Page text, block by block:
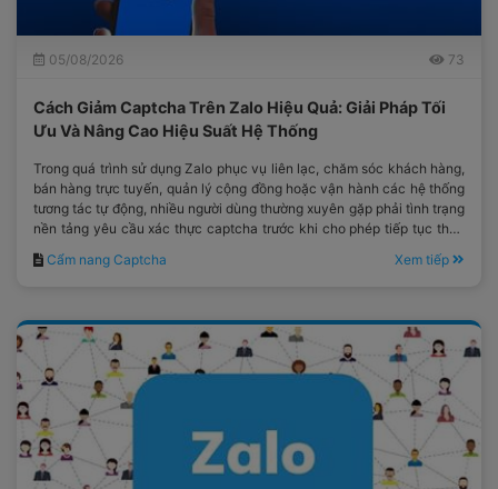
05/08/2026 73
Cách Giảm Captcha Trên Zalo Hiệu Quả: Giải Pháp Tối
Ưu Và Nâng Cao Hiệu Suất Hệ Thống
Trong quá trình sử dụng Zalo phục vụ liên lạc, chăm sóc khách hàng,
bán hàng trực tuyến, quản lý cộng đồng hoặc vận hành các hệ thống
tương tác tự động, nhiều người dùng thường xuyên gặp phải tình trạng
nền tảng yêu cầu xác thực captcha trước khi cho phép tiếp tục thực
hiện thao tác.
Cẩm nang Captcha Xem tiếp